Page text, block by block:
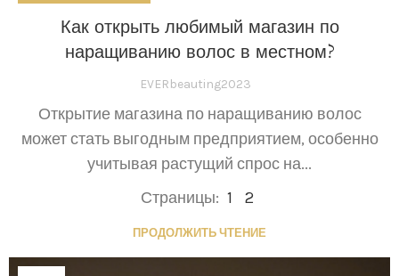
Как открыть любимый магазин по
наращиванию волос в местном?
EVERbeauting2023
Открытие магазина по наращиванию волос
может стать выгодным предприятием, особенно
учитывая растущий спрос на...
Страницы: 1 2
ПРОДОЛЖИТЬ ЧТЕНИЕ